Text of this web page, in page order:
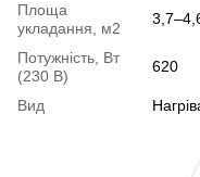
Площа
укладання, м2
Потужність, Вт
(230 В)
620
Вид